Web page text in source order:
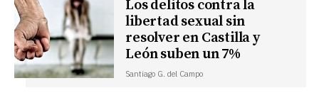
Los delitos contra la
libertad sexual sin
resolver en Castilla y
León suben un 7%
Santiago G. del Campo